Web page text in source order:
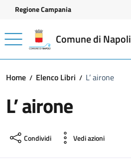
Vai ai contenuti
Vai al footer
Regione Campania
Comune di Napoli
Home Elenco Libri L’ airone
L’ airone
Condividi Vedi azioni